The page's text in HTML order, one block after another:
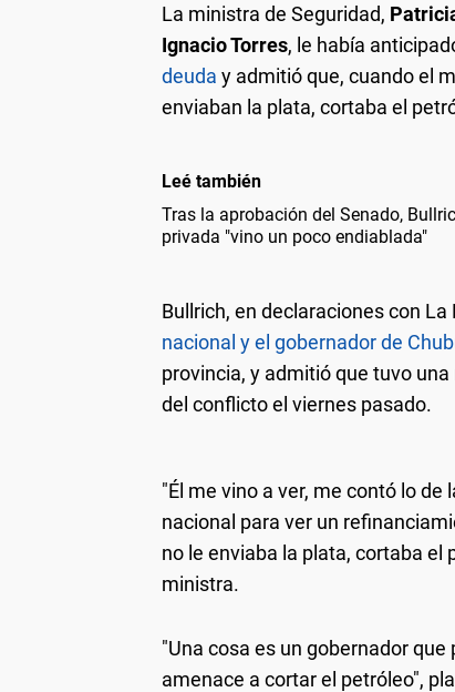
La ministra de Seguridad,
Ignacio Torres, le había
deuda y admitió que, cuando el
enviaban la plata, cortaba el
Leé también
Tras la aprobación del Senado,
privada "vino un poco endiablada"
Bullrich, en declaraciones con
nacional y el gobernador de
provincia, y admitió que tuvo
del conflicto el viernes pasado.
"Él me vino a ver, me contó lo
nacional para ver un
no le enviaba la plata, cortaba el
ministra.
"Una cosa es un gobernador
amenace a cortar el petróleo",